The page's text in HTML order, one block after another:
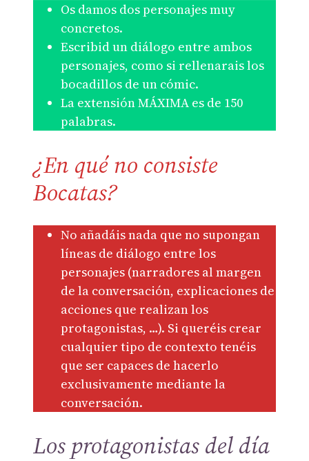
Os damos dos personajes muy
concretos.
Escribid un diálogo entre ambos
personajes, como si rellenarais los
bocadillos de un cómic.
La extensión MÁXIMA es de 150
palabras.
¿En qué no consiste
Bocatas?
No añadáis nada que no supongan
líneas de diálogo entre los
personajes (narradores al margen
de la conversación, explicaciones de
acciones que realizan los
protagonistas, …). Si queréis crear
cualquier tipo de contexto tenéis
que ser capaces de hacerlo
exclusivamente mediante la
conversación.
Los protagonistas del día